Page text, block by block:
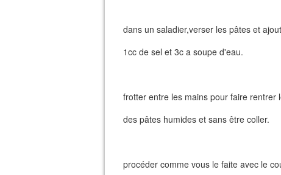
dans un saladier,verser les pâtes et
1cc de sel et 3c a soupe d'eau.
frotter entre les mains pour faire rentrer
des pâtes humides et sans être coller.
procéder comme vous le faite avec le